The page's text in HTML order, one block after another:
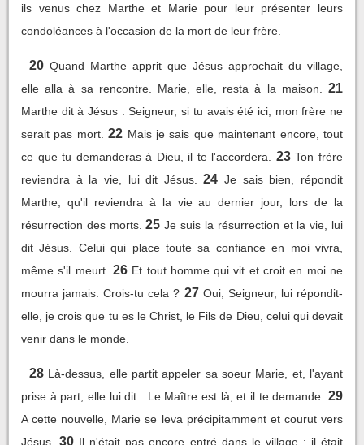
ils venus chez Marthe et Marie pour leur présenter leurs
condoléances à l'occasion de la mort de leur frère.
20 Quand Marthe apprit que Jésus approchait du village,
elle alla à sa rencontre. Marie, elle, resta à la maison.
21
Marthe dit à Jésus : Seigneur, si tu avais été ici, mon frère ne
serait pas mort. 22 Mais je sais que maintenant encore, tout
ce que tu demanderas à Dieu, il te l'accordera.
23 Ton frère
reviendra à la vie, lui dit Jésus.
24 Je sais bien, répondit
Marthe, qu'il reviendra à la vie au dernier jour, lors de la
résurrection des morts. 25 Je suis la résurrection et la vie, lui
dit Jésus. Celui qui place toute sa confiance en moi vivra,
même s'il meurt. 26 Et tout homme qui vit et croit en moi ne
mourra jamais. Crois-tu cela ? 27 Oui, Seigneur, lui répondit-
elle, je crois que tu es le Christ, le Fils de Dieu, celui qui devait
venir dans le monde.
28 Là-dessus, elle partit appeler sa soeur Marie, et, l'ayant
prise à part, elle lui dit : Le Maître est là, et il te demande. 29
A cette nouvelle, Marie se leva précipitamment et courut vers
Jésus.
30 Il n'était pas encore entré dans le village : il était